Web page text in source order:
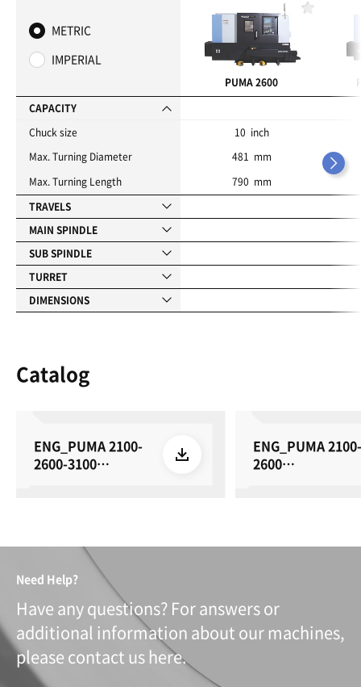
METRIC
IMPERIAL
CAPACITY
Chuck size
Max. Turning Diameter
Max. Turning Length
TRAVELS
MAIN SPINDLE
SUB SPINDLE
TURRET
DIMENSIONS
PUMA 2600
10 inch
481 mm
790 mm
Catalog
ENG_PUMA 2100-
2600-3100
ENG_PUMA 2100-
2600
Need Help?
Have any questions? For answers or
additional information about our machines,
please contact us here.